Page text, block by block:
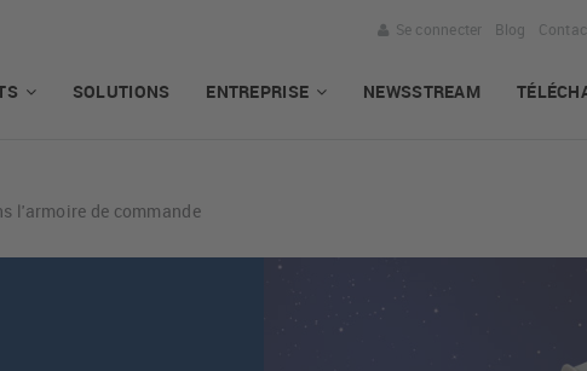
Se connecter Blog
SOLUTIONS ENTREPRISE NEWSSTREAM
l'armoire de commande